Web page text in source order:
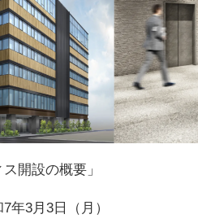
ス開設の概要」
年3月3日（月）